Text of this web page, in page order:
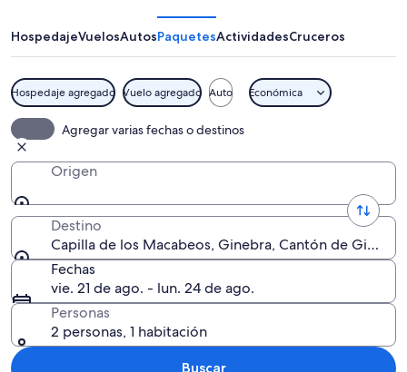
Macabeos
HospedajeVuelosAutosPaquetesActividadesCruceros
Hospedaje agregado Vuelo agregado Auto Económica
Agregar varias fechas o destinos
Origen
Destino
Capilla de los Macabeos, Ginebra, Cantón de
Fechas
vie. 21 de ago. - lun. 24 de ago.
Personas
2 personas, 1 habitación
Buscar